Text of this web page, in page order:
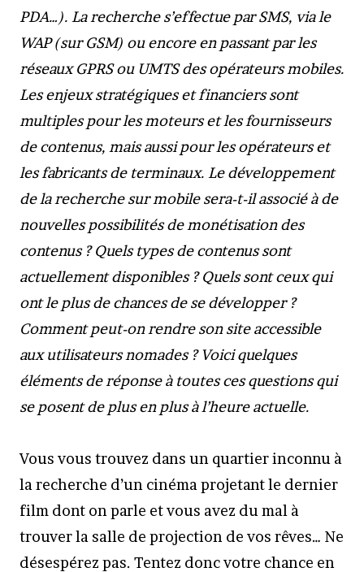
PDA…). La recherche s’effectue par SMS, via le
WAP (sur GSM) ou encore en passant par les
réseaux GPRS ou UMTS des opérateurs mobiles.
Les enjeux stratégiques et financiers sont
multiples pour les moteurs et les fournisseurs
de contenus, mais aussi pour les opérateurs et
les fabricants de terminaux. Le développement
de la recherche sur mobile sera-t-il associé à de
nouvelles possibilités de monétisation des
contenus ? Quels types de contenus sont
actuellement disponibles ? Quels sont ceux qui
ont le plus de chances de se développer ?
Comment peut-on rendre son site accessible
aux utilisateurs nomades ? Voici quelques
éléments de réponse à toutes ces questions qui
se posent de plus en plus à l’heure actuelle.
Vous vous trouvez dans un quartier inconnu à
la recherche d’un cinéma projetant le dernier
film dont on parle et vous avez du mal à
trouver la salle de projection de vos rêves… Ne
désespérez pas. Tentez donc votre chance en